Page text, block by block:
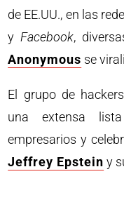
de EE.UU., en las
y Facebook,
Anonymous se
El grupo de
una extensa
empresarios y
Jeffrey Epstein y